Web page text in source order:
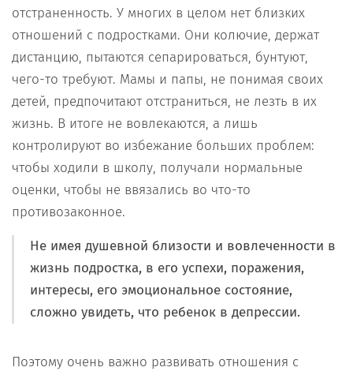
отстраненность. У многих в целом нет близких
отношений с подростками. Они колючие, держат
дистанцию, пытаются сепарироваться, бунтуют,
чего-то требуют. Мамы и папы, не понимая своих
детей, предпочитают отстраниться, не лезть в их
жизнь. В итоге не вовлекаются, а лишь
контролируют во избежание больших проблем:
чтобы ходили в школу, получали нормальные
оценки, чтобы не ввязались во что-то
противозаконное.
Не имея душевной близости и вовлеченности в
жизнь подростка, в его успехи, поражения,
интересы, его эмоциональное состояние,
сложно увидеть, что ребенок в депрессии.
Поэтому очень важно развивать отношения с